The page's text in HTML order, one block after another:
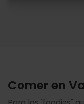
Comer en